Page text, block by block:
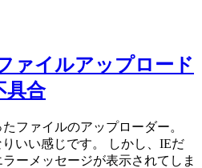
ァイルアップロード
具合
たファイルのアップローダー。
いい感じです。 しかし、IEだ
ーメッセージが表示されてしま